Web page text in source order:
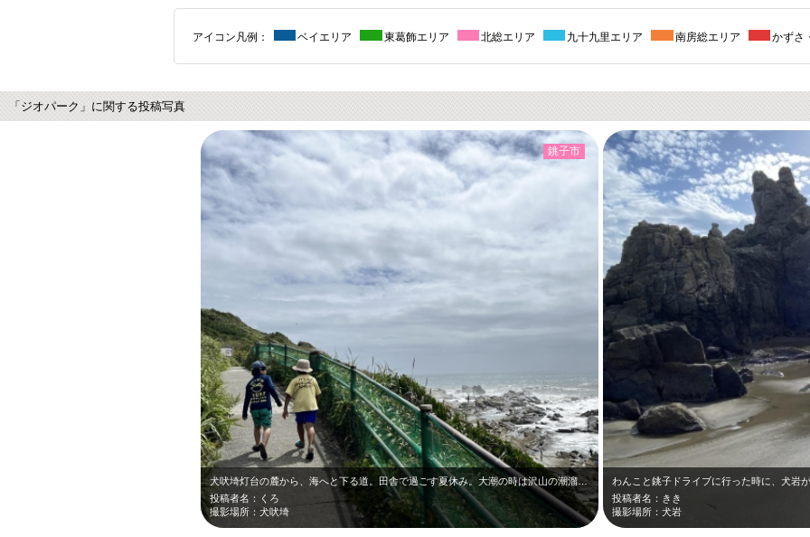
アイコン凡例： ベイエリア 東葛飾エリア 北総エリア 九十九里エリア 南房総エリア かずさ
「ジオパーク」に関する投稿写真
犬吠埼灯台の麓から、海へと下る道。田舎で過ごす夏休み。大潮の時は沢山の潮溜りで…
投稿者名：くろ
撮影場所：犬吠埼
銚子市
わんこと銚子ドライブに行った時に、犬岩
投稿者名：きき
撮影場所：犬岩